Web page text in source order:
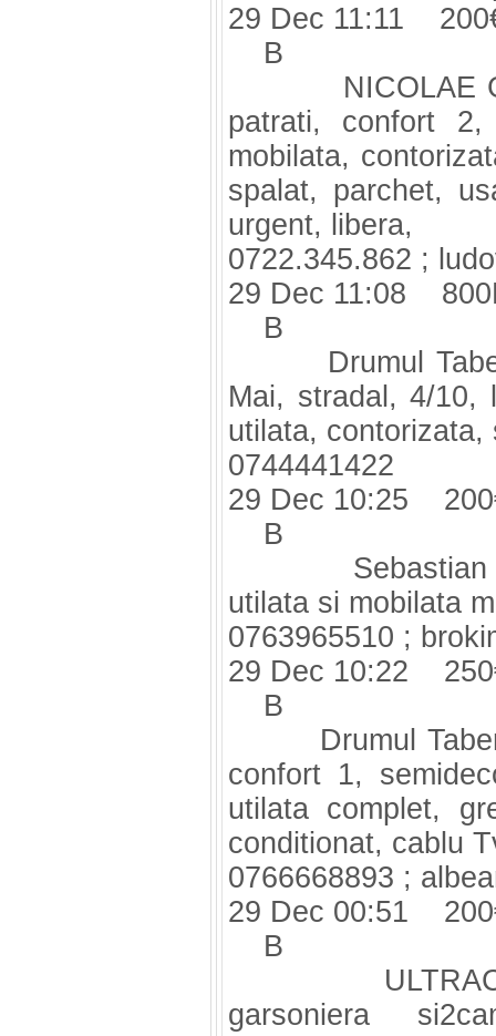
29 Dec 11:11
B
NICOLAE
patrati, confort
mobilata,
spalat, parchet,
urgent, libera,
0722.345.862 ;
29 Dec 11:08
B
Drumul
Mai, stradal, 4/10,
utilata, contorizata,
0744441422
29 Dec 10:25
B
Sebastian
utilata si mobilata
0763965510 ;
29 Dec 10:22
B
Drumul Taberei
confort 1,
utilata complet,
conditionat, cablu
0766668893 ;
29 Dec 00:51
B
garsoniera